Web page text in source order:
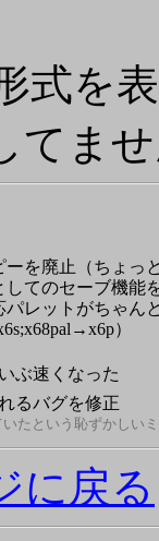
式を
てま
ーを廃止（ちょっ
してのセーブ機能
パレットがちゃん
）
ぶ速くなった
るバグを修正
いたという恥ずかしい
に戻る